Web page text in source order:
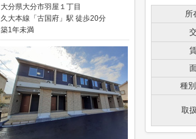
所
種
取
大分県大分市羽屋１丁目
久大本線「古国府」駅 徒歩20分
築1年未満